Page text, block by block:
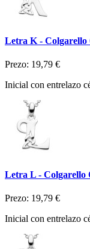
Letra K - Colgarello
Prezo: 19,79 €
Inicial con entrelazo
Letra L - Colgarello
Prezo: 19,79 €
Inicial con entrelazo